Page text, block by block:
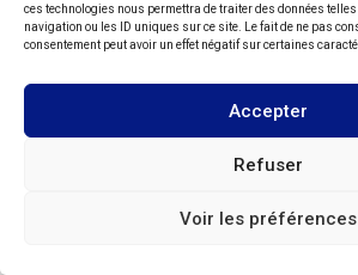
ces technologies nous permettra de traiter des données
navigation ou les ID uniques sur ce site. Le fait de ne pas
consentement peut avoir un effet négatif sur certaines
Accepter
Refuser
Voir les préférences